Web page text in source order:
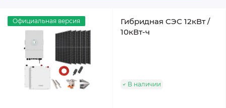
Официальная версия
Гибридная СЭС 12кВт /
10кВт-ч
В наличии